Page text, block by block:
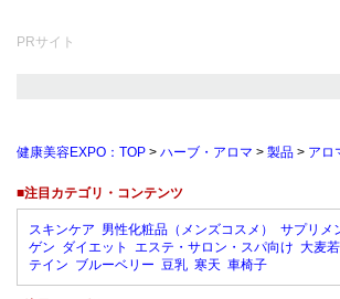
PRサイト
健康美容EXPO：TOP > ハーブ・アロマ > 製品 > アロ
■注目カテゴリ・コンテンツ
スキンケア 男性化粧品（メンズコスメ） サプリメ
ゲン ダイエット エステ・サロン・スパ向け 大麦
テイン ブルーベリー 豆乳 寒天 車椅子